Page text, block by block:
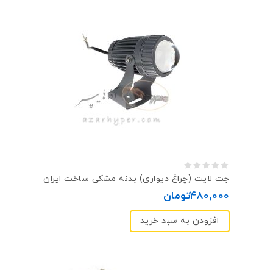
0
جت لایت (چراغ دیواری) بدنه مشکی ساخت ایران
480,000تومان
افزودن به سبد خرید